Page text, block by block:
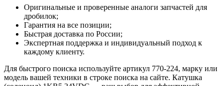
Оригинальные и проверенные аналоги запчастей для
дробилок;
Гарантия на все позиции;
Быстрая доставка по России;
Экспертная поддержка и индивидуальный подход к
каждому клиенту.
Для быстрого поиска используйте артикул 770-224, марку или
модель вашей техники в строке поиска на сайте. Катушка